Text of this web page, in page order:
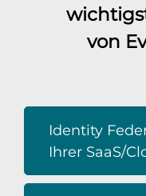
von
Identity
Ihrer SaaS/